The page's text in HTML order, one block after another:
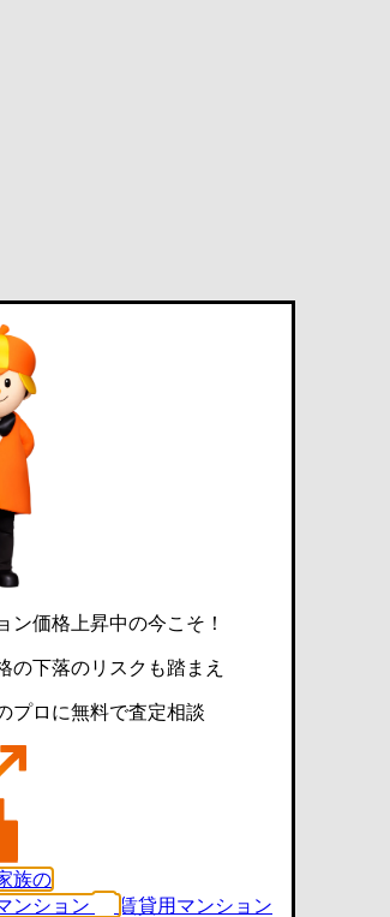
ン価格上昇中の今こそ！
の下落のリスクも踏まえ
プロに無料で査定相談
族の
ンション
賃貸用マンション